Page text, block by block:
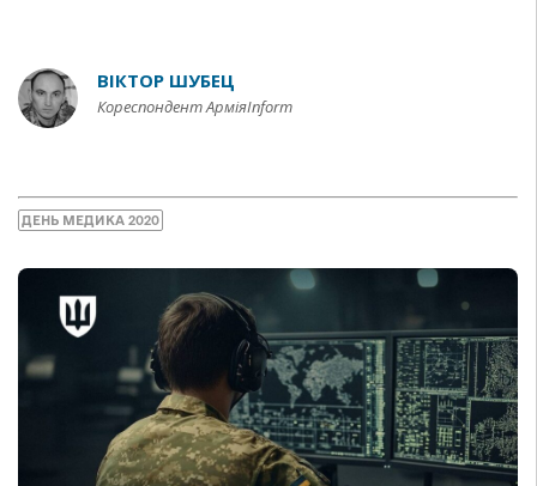
ВІКТОР ШУБЕЦ
Кореспондент АрміяInform
ДЕНЬ МЕДИКА 2020